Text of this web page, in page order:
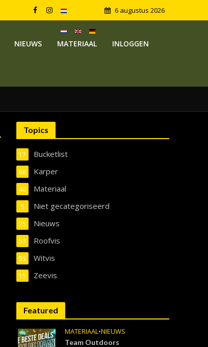
6 augustus 2026
NIEUWS MATERIAAL
INLOGGEN
Topics
Bucketlist
17
Karper
68
Materiaal
40
Niet gecategoriseerd
5
Nieuws
75
Roofvis
53
Witvis
55
Zeevis
15
Featured
MATERIAAL•NIEUWS
Team Outdoors